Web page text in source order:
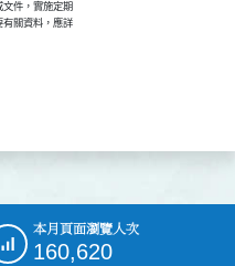
件，實施定期
有關資料，應詳
本月頁面瀏覽人次
160,620